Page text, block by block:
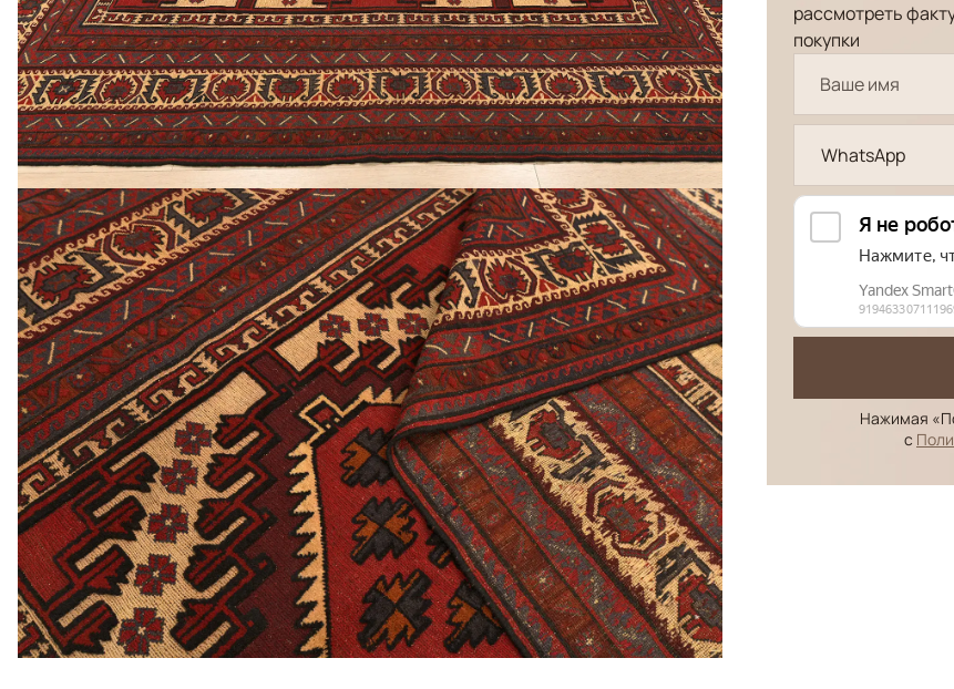
рассмотреть
покупки
WhatsApp
Нажимая
с